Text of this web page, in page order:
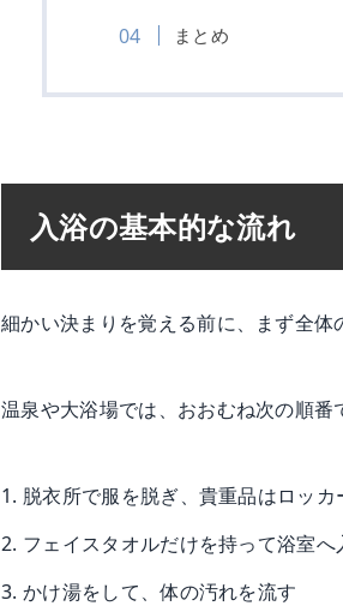
まとめ
入浴の基本的な流れ
細かい決まりを覚える前に、まず全体
温泉や大浴場では、おおむね次の順番
1. 脱衣所で服を脱ぎ、貴重品はロッカ
2. フェイスタオルだけを持って浴室へ
3. かけ湯をして、体の汚れを流す